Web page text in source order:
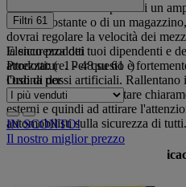
Se la tua azienda dispone di un
traffico costante o di un
dovrai regolare la velocità dei
la sicurezza dei tuoi dipendenti e
attrezzature. Per questo è
l'uso di dossi artificiali. Rallentano
servono anche a delimitare
esterni e quindi ad attirare
automobilisti sulla sicurezza di tutti.
Dossi Artificiali: Soluzioni
Filtri 61
Elenco prodotti
Prodotti:( 1 - 48 su 61 )
Ordina per
IN SCONTO!
Il nostro miglior prezzo